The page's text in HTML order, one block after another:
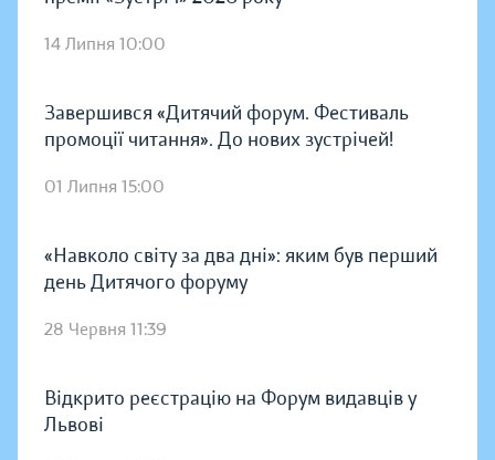
14 Липня 10:00
Завершився «Дитячий форум. Фестиваль
промоції читання». До нових зустрічей!
01 Липня 15:00
«Навколо світу за два дні»: яким був перший
день Дитячого форуму
28 Червня 11:39
Відкрито реєстрацію на Форум видавців у
Львові